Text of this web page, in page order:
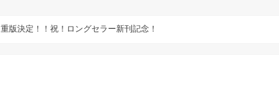
重版決定！！祝！ロングセラー新刊記念！